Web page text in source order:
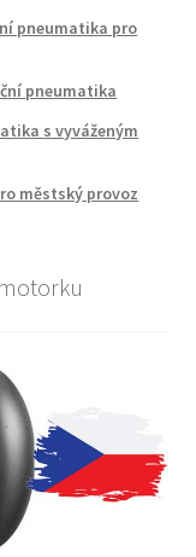
pneumatika pro
pneumatika
s vyváženým
městský provoz